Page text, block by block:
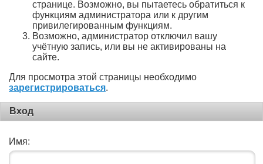
странице. Возможно, вы пытаетесь обратиться к
функциям администратора или к другим
привилегированным функциям.
Возможно, администратор отключил вашу
учётную запись, или вы не активированы на
сайте.
Для просмотра этой страницы необходимо
зарегистрироваться.
Вход
Имя: